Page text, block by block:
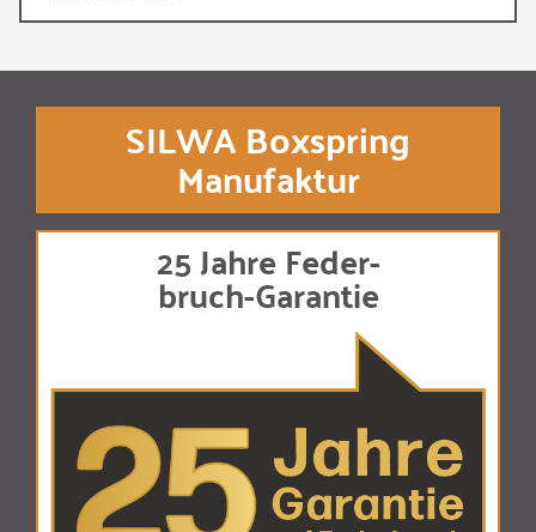
SILWA Boxspring
Manufaktur
25 Jahre Feder-
bruch-Garantie